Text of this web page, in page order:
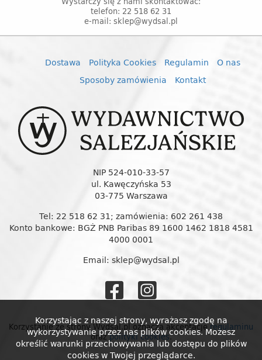
telefon: 22 518 62 31
e-mail: sklep@wydsal.pl
Dostawa Polityka Cookies Regulamin
O nas
Sposoby zamówienia
Kontakt
NIP 524-010-33-57
ul. Kawęczyńska 53
03-775 Warszawa
Tel: 22 518 62 31; zamówienia: 602 261 438
Konto bankowe: BGŻ PNB Paribas 89 1600 1462 1818 4581
4000 0001
Email: sklep@wydsal.pl
Salezjańskie
na na
Korzystanie ze strony Wydsal.pl oznacza akceptacjęregulaminu
orazpolityki cookies.
Korzystając z naszej strony, wyrażasz zgodę na
wykorzystywanie przez nas plików cookies. Możesz
określić warunki przechowywania lub dostępu do plików
cookies w Twojej przeglądarce.